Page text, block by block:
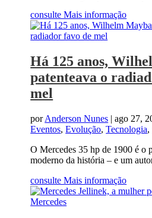
consulte Mais informação
Há 125 anos,
patenteava o
mel
porAnderson Nunes |ago 27,
Eventos,Evolução,Tecnologia,
O Mercedes 35 hp de 1900 é o
moderno da história – e um
consulte Mais informação